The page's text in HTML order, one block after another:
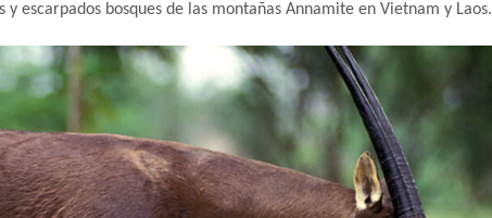
escarpados bosques de las montañas Annamite en Vietnam y Laos.